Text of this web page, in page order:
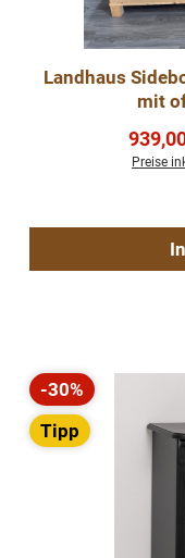
Landhaus
mit
Preise
Rabatt
-30%
Tipp